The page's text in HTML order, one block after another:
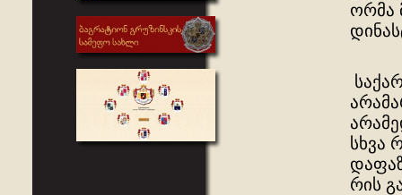
ორმა
სხვა
რის